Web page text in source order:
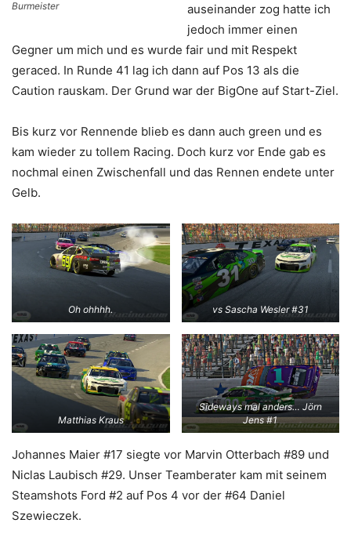
Burmeister
auseinander zog hatte ich
jedoch immer einen
Gegner um mich und es wurde fair und mit Respekt
geraced. In Runde 41 lag ich dann auf Pos 13 als die
Caution rauskam. Der Grund war der BigOne auf Start-Ziel.
Bis kurz vor Rennende blieb es dann auch green und es
kam wieder zu tollem Racing. Doch kurz vor Ende gab es
nochmal einen Zwischenfall und das Rennen endete unter
Gelb.
Oh ohhhh. vs Sascha Wesler #31
Matthias Kraus
Sideways mal anders… Jörn
Jens #1
Johannes Maier #17 siegte vor Marvin Otterbach #89 und
Niclas Laubisch #29. Unser Teamberater kam mit seinem
Steamshots Ford #2 auf Pos 4 vor der #64 Daniel
Szewieczek.